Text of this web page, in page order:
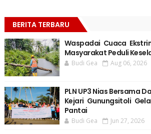
BERITA TERBARU
Waspadai Cuaca
Masyarakat Peduli
Budi Gea Aug 06, 2026
PLN UP3 Nias Bersama
Kejari Gunungsitoli
Pantai
Budi Gea Jun 27, 2026